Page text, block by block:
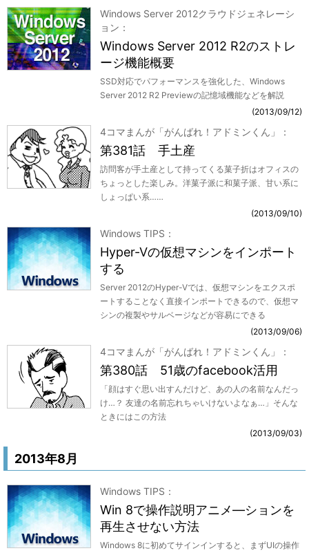
Windows Server 2012クラウドジェネレーシ
ョン
Windows Server 2012 R2のストレ
ージ機能概要
SSD対応でパフォーマンスを強化した、Windows
Server 2012 R2 Previewの記憶域機能などを解説
2013/09/12
4コマまんが「がんばれ！アドミンくん」
第381話 手土産
訪問客が手土産として持ってくる菓子折はオフィスの
ちょっとした楽しみ。洋菓子派に和菓子派、甘い系に
しょっぱい系……
2013/09/10
Windows TIPS
Hyper-Vの仮想マシンをインポート
する
Server 2012のHyper-Vでは、仮想マシンをエクスポ
ートすることなく直接インポートできるので、仮想マ
シンの複製やサルベージなどが容易にできる
2013/09/06
4コマまんが「がんばれ！アドミンくん」
第380話 51歳のfacebook活用
「顔はすぐ思い出すんだけど、あの人の名前なんだっ
け…？ 友達の名前忘れちゃいけないよなぁ…」そんな
ときにはこの方法
2013/09/03
2013年8月
Windows TIPS
Win 8で操作説明アニメ―ションを
再生させない方法
Windows 8に初めてサインインすると、まずUIの操作